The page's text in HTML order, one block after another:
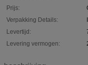
Prijs:
Verpakking Details:
Levertijd:
Levering vermogen: